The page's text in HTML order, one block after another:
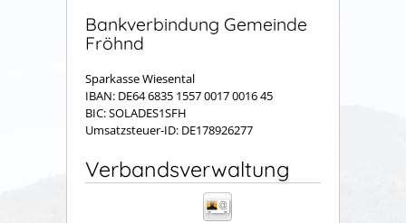
Bankverbindung Gemeinde
Fröhnd
Sparkasse Wiesental
IBAN: DE64 6835 1557 0017 0016 45
BIC: SOLADES1SFH
Umsatzsteuer-ID: DE178926277
Verbandsverwaltung